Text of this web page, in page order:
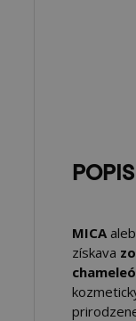
MICA
získava